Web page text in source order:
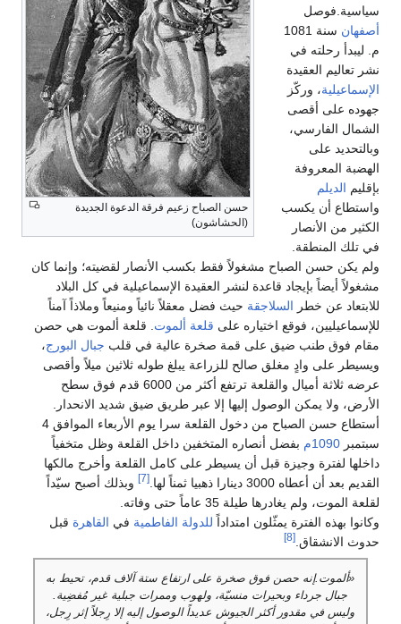
حسن الصباح زعيم فرقة الدعوة الجديدة
(الحشاشون)
سنة 1081
ليبدأ رحلته في
تعاليم العقيدة
، وركّز
على أقصى
الفارسي،
على
المعروفة
الديلم
أن يكسب
من الأنصار
تلك المنطقة.
يكن حسن الصباح مشغولاً فقط بكسب الأنصار لقضيته؛ وإنما كان
أيضاً بإيجاد قاعدة لنشر العقيدة الإسماعيلية في كل البلاد
عن خطرالسلاجقةحيث فضل معقلاً نائياً ومنيعاً وملاذاً آمناً
فوقع اختياره على قلعة ألموت. قلعة ألموت هي حصن
فوق طنب ضيق على قمة صخرة عالية في قلبجبال البورج،
على وادٍ مغلق صالح للزراعة يبلغ طوله ثلاثين ميلاً وأقصى
عرضه ثلاثة أميال والقلعة ترتفع أكثر من 6000 قدم فوق سطح
ولا يمكن الوصول إليها إلا عبر طريق ضيق شديد الانحدار.
أستطاع حسن الصباح من دخول القلعة سرا يوم الأربعاء الموافق 4
1090م بفضل أنصاره المتخفين داخل القلعة وظل متخفياً
لفترة وجيزة قبل أن يسيطر على كامل القلعة وأخرج مالكها
بعد أن أعطاه 3000 دينارا ذهبيا ثمناً لها.
[7]
وبذلك أصبح سيّداً
الموت، ولم يغادرها طيلة 35 عاماً حتى وفاته.
بهذه الفترة يمثّلون امتداداًللدولة الفاطميةفي القاهرةقبل
الانشقاق.
«ألموت.إنه حصن فوق صخرة على ارتفاع ستة آلاف قدم، تحيط به
جبال جرداء وبحيرات منسيّة، ولهوب وممرات جبلية غير مُفضِية.
وليس في مقدور أكثر الجيوش عديداً الوصول إليه إلا رِجلاً إثر رِجل،